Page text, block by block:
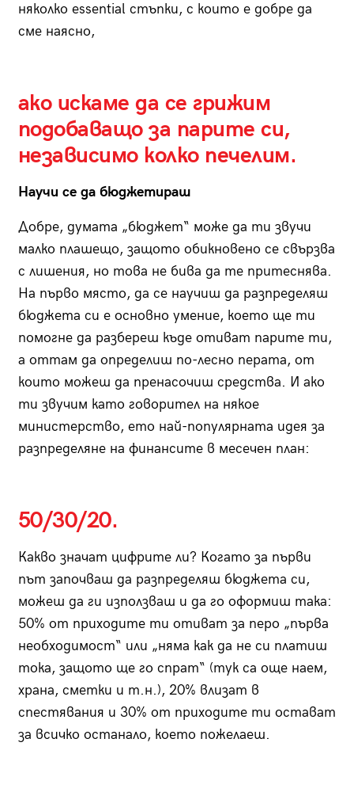
няколко essential стъпки, с които е добре да
сме наясно,
ако искаме да се грижим
подобаващо за парите си,
независимо колко печелим.
Научи се да бюджетираш
Добре, думата „бюджет“ може да ти звучи
малко плашещо, защото обикновено се свързва
с лишения, но това не бива да те притеснява.
На първо място, да се научиш да разпределяш
бюджета си е основно умение, което ще ти
помогне да разбереш къде отиват парите ти,
а оттам да определиш по-лесно перата, от
които можеш да пренасочиш средства. И ако
ти звучим като говорител на някое
министерство, ето най-популярната идея за
разпределяне на финансите в месечен план:
50/30/20.
Какво значат цифрите ли? Когато за първи
път започваш да разпределяш бюджета си,
можеш да ги използваш и да го оформиш така:
50% от приходите ти отиват за перо „първа
необходимост“ или „няма как да не си платиш
тока, защото ще го спрат“ (тук са още наем,
храна, сметки и т.н.), 20% влизат в
спестявания и 30% от приходите ти остават
за всичко останало, което пожелаеш.